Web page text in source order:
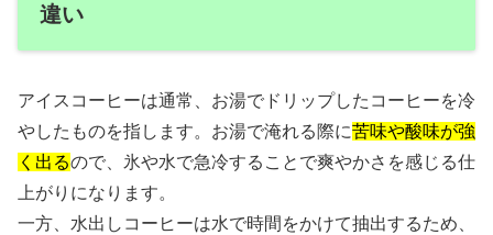
違い
アイスコーヒーは通常、お湯でドリップしたコーヒーを冷
やしたものを指します。お湯で淹れる際に苦味や酸味が強
く出るので、氷や水で急冷することで爽やかさを感じる仕
上がりになります。
一方、水出しコーヒーは水で時間をかけて抽出するため、